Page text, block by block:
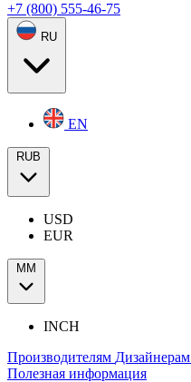
+7 (800) 555-46-75
RU
EN
RUB
USD
EUR
ММ
INCH
Производителям Дизайнерам
Полезная информация